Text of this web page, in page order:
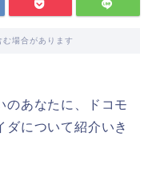
む場合があります
のあなたに、ドコモ
ダについて紹介いき